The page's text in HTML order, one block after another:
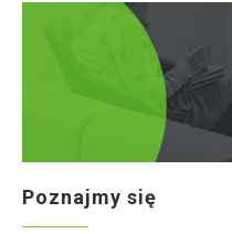
Poznajmy się